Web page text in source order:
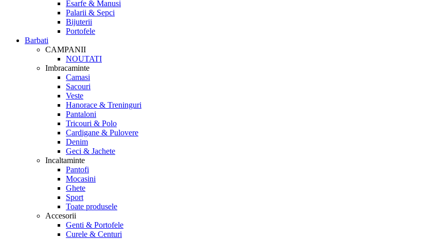
Esarfe & Manusi
Palarii & Sepci
Bijuterii
Portofele
Barbati
CAMPANII
NOUTATI
Imbracaminte
Camasi
Sacouri
Veste
Hanorace & Treninguri
Pantaloni
Tricouri & Polo
Cardigane & Pulovere
Denim
Geci & Jachete
Incaltaminte
Pantofi
Mocasini
Ghete
Sport
Toate produsele
Accesorii
Genti & Portofele
Curele & Centuri